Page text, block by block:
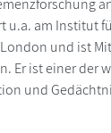
u.a. am Institut
und ist
Er ist einer der
und